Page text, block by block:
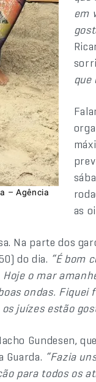
– Agência
em
que
as
Na parte dos
do dia. “É bom
o mar
ondas.
juízes estão
Gundesen,
Guarda. “Fazia
para todos os